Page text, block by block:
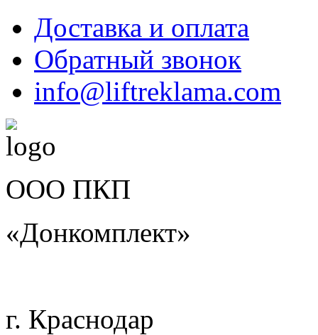
Доставка и оплата
Обратный звонок
info@liftreklama.com
ООО ПКП
«Донкомплект»
г. Краснодар